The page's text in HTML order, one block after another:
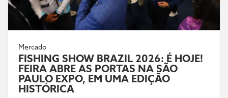
Mercado
FISHING SHOW BRAZIL 2026: É HOJE!
FEIRA ABRE AS PORTAS NA SÃO
PAULO EXPO, EM UMA EDIÇÃO
HISTÓRICA